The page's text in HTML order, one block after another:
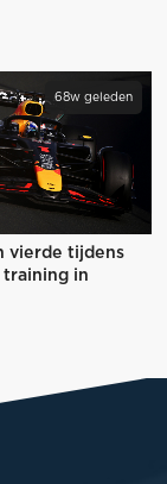
68w geleden
vierde tijdens
in